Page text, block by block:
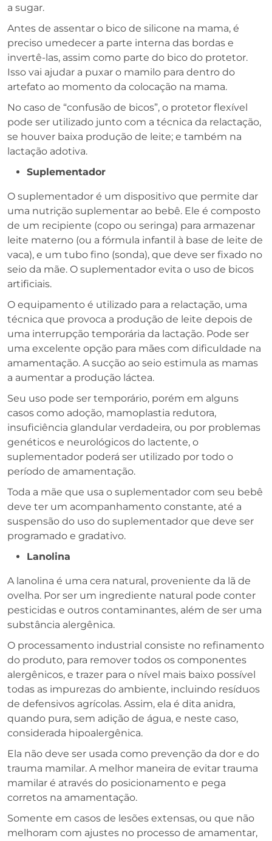
a sugar.
Antes de assentar o bico de silicone na mama, é
preciso umedecer a parte interna das bordas e
invertê-las, assim como parte do bico do protetor.
Isso vai ajudar a puxar o mamilo para dentro do
artefato ao momento da colocação na mama.
No caso de “confusão de bicos”, o protetor flexível
pode ser utilizado junto com a técnica da relactação,
se houver baixa produção de leite; e também na
lactação adotiva.
Suplementador
O suplementador é um dispositivo que permite dar
uma nutrição suplementar ao bebê. Ele é composto
de um recipiente (copo ou seringa) para armazenar
leite materno (ou a fórmula infantil à base de leite de
vaca), e um tubo fino (sonda), que deve ser fixado no
seio da mãe. O suplementador evita o uso de bicos
artificiais.
O equipamento é utilizado para a relactação, uma
técnica que provoca a produção de leite depois de
uma interrupção temporária da lactação. Pode ser
uma excelente opção para mães com dificuldade na
amamentação. A sucção ao seio estimula as mamas
a aumentar a produção láctea.
Seu uso pode ser temporário, porém em alguns
casos como adoção, mamoplastia redutora,
insuficiência glandular verdadeira, ou por problemas
genéticos e neurológicos do lactente, o
suplementador poderá ser utilizado por todo o
período de amamentação.
Toda a mãe que usa o suplementador com seu bebê
deve ter um acompanhamento constante, até a
suspensão do uso do suplementador que deve ser
programado e gradativo.
Lanolina
A lanolina é uma cera natural, proveniente da lã de
ovelha. Por ser um ingrediente natural pode conter
pesticidas e outros contaminantes, além de ser uma
substância alergênica.
O processamento industrial consiste no refinamento
do produto, para remover todos os componentes
alergênicos, e trazer para o nível mais baixo possível
todas as impurezas do ambiente, incluindo resíduos
de defensivos agrícolas. Assim, ela é dita anidra,
quando pura, sem adição de água, e neste caso,
considerada hipoalergênica.
Ela não deve ser usada como prevenção da dor e do
trauma mamilar. A melhor maneira de evitar trauma
mamilar é através do posicionamento e pega
corretos na amamentação.
Somente em casos de lesões extensas, ou que não
melhoram com ajustes no processo de amamentar,